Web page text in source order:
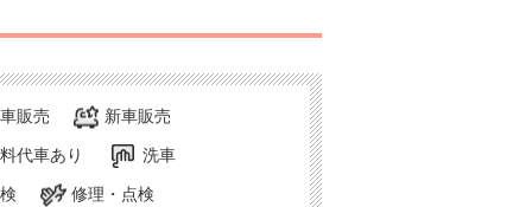
販売 新車販売
代車あり 洗車
修理・点検